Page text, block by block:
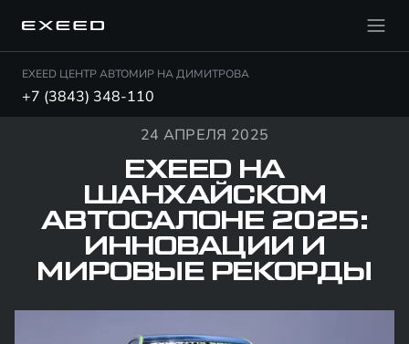
EXEED ЦЕНТР АВТОМИР НА ДИМИТРОВА
+7 (3843) 348-110
24 АПРЕЛЯ 2025
EXEED НА
ШАНХАЙСКОМ
АВТОСАЛОНЕ 2025:
ИННОВАЦИИ И
МИРОВЫЕ РЕКОРДЫ